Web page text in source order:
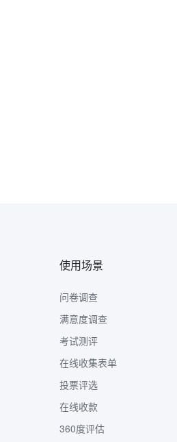
使用场景
问卷调查
满意度调查
考试测评
在线收集表单
投票评选
在线收款
360度评估